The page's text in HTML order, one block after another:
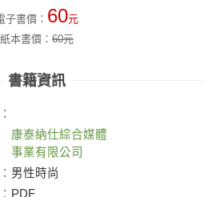
子書價： 60元
紙本書價： 60元
書籍資訊
康泰納仕綜合媒體
事業有限公司
男性時尚
PDF